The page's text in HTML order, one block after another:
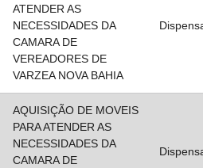
ATENDER AS
NECESSIDADES DA
CAMARA DE
VEREADORES DE
VARZEA NOVA BAHIA
AQUISIÇÃO DE MOVEIS
PARA ATENDER AS
NECESSIDADES DA
CAMARA DE